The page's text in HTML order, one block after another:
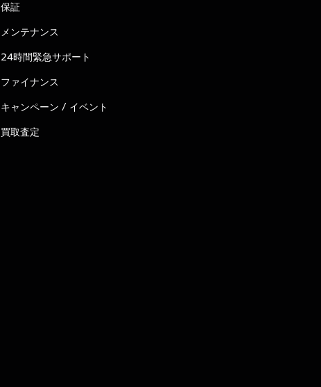
保証
メンテナンス
24時間緊急サポート
ファイナンス
キャンペーン / イベント
買取査定